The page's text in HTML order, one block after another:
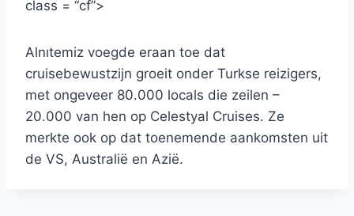
class = “cf”>
Alnıtemiz voegde eraan toe dat
cruisebewustzijn groeit onder Turkse reizigers,
met ongeveer 80.000 locals die zeilen –
20.000 van hen op Celestyal Cruises. Ze
merkte ook op dat toenemende aankomsten uit
de VS, Australië en Azië.